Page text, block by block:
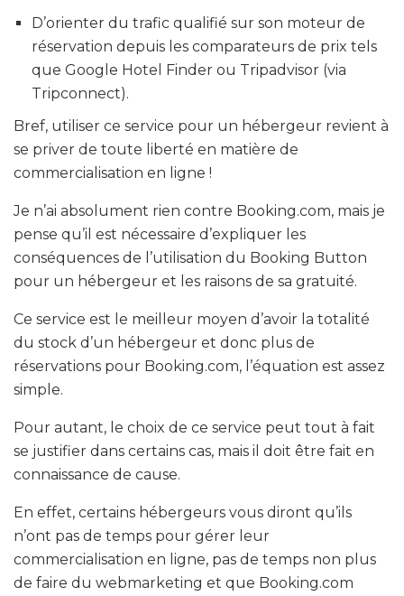
D’orienter du trafic qualifié sur son moteur de
réservation depuis les comparateurs de prix tels
que Google Hotel Finder ou Tripadvisor (via
Tripconnect).
Bref, utiliser ce service pour un hébergeur revient à
se priver de toute liberté en matière de
commercialisation en ligne !
Je n’ai absolument rien contre Booking.com, mais je
pense qu’il est nécessaire d’expliquer les
conséquences de l’utilisation du Booking Button
pour un hébergeur et les raisons de sa gratuité.
Ce service est le meilleur moyen d’avoir la totalité
du stock d’un hébergeur et donc plus de
réservations pour Booking.com, l’équation est assez
simple.
Pour autant, le choix de ce service peut tout à fait
se justifier dans certains cas, mais il doit être fait en
connaissance de cause.
En effet, certains hébergeurs vous diront qu’ils
n’ont pas de temps pour gérer leur
commercialisation en ligne, pas de temps non plus
de faire du webmarketing et que Booking.com